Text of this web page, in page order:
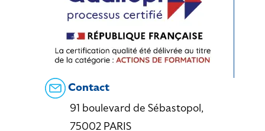
Contact
91 boulevard de Sébastopol,
75002 PARIS